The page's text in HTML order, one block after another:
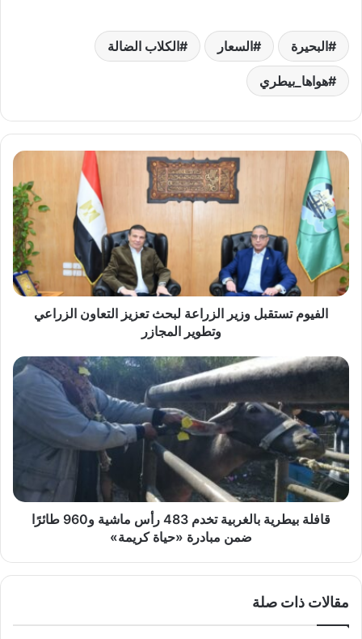
البحيرة السعار الكلاب الضالة
هواها_بيطري
الفيوم
تستقبل
وزير
الزراعة
لبحث
تعزيز
التعاون
الزراعي
وتطوير
المجازرالفيوم تستقبل وزير الزراعة لبحث تعزيز التعاون الزراعي
وتطوير المجازر
قافلة
تخدم
483
رأس
ماشية
و960
طائرًا
ضمن
قافلة بيطرية بالغربية تخدم 483 رأس ماشية و960 طائرًا
ضمن مبادرة «حياة كريمة»
مقالات ذات صلة